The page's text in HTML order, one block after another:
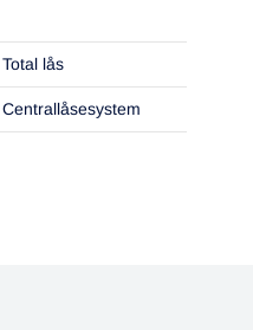
Total lås
Centrallåsesystem